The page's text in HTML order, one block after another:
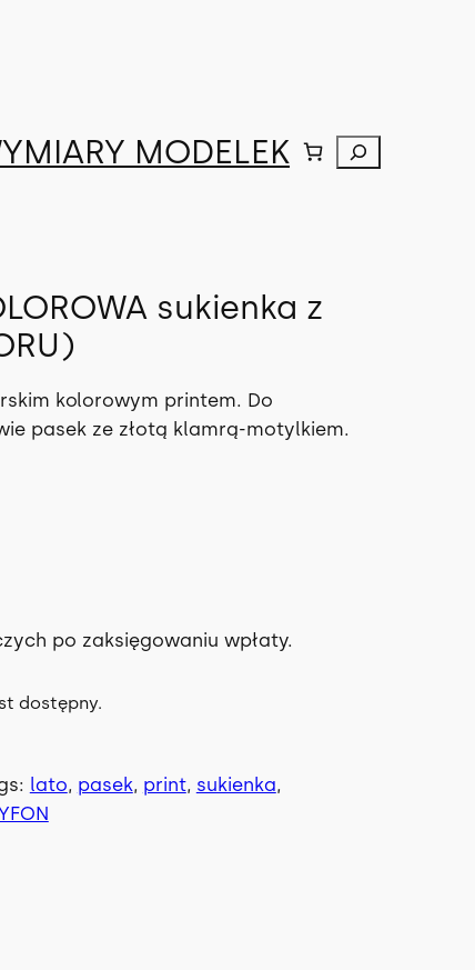
MODELEK Szukaj
sukienka z
kolorowym printem. Do
pasek ze złotą klamrą-motylkiem.
po zaksięgowaniu wpłaty.
dostępny.
lato, pasek, print, sukienka